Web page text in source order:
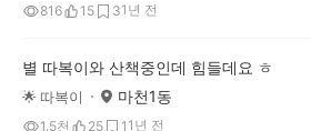
816 15 31년 전
별 따복이와 산책중인데 힘들데요 ㅎ
🌟 따복이 마천1동
1.5천 25 1 1년 전